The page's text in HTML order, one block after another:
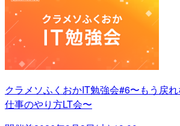
クラメソふくおかIT勉強会#6〜もう戻
仕事のやり方LT会〜